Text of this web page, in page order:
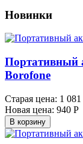
Новинки
Портативный
Borofone
Старая цена: 1
Новая цена: 940 Р
В корзину